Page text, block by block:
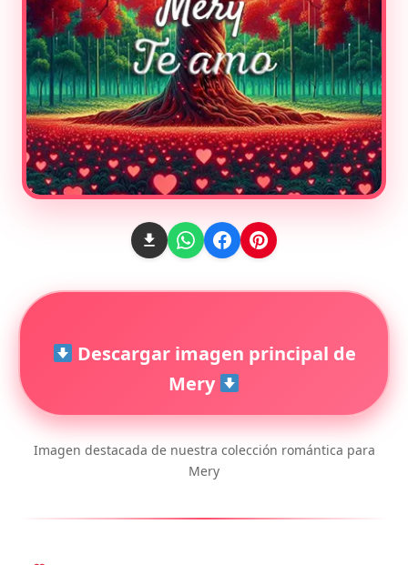
Descargar imagen principal de
Mery
Imagen destacada de nuestra colección romántica para
Mery